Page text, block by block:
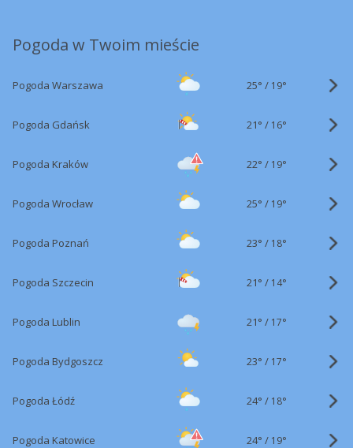
Pogoda w Twoim mieście
Pogoda Warszawa 25° / 19°
Pogoda Gdańsk 21° / 16°
Pogoda Kraków 22° / 19°
Pogoda Wrocław 25° / 19°
Pogoda Poznań 23° / 18°
Pogoda Szczecin 21° / 14°
Pogoda Lublin 21° / 17°
Pogoda Bydgoszcz 23° / 17°
Pogoda Łódź 24° / 18°
Pogoda Katowice 24° / 19°